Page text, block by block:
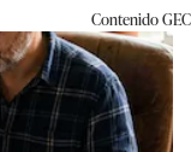
ContenidoGEC